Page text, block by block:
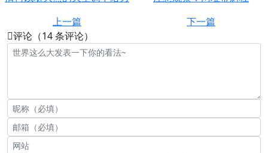
上一篇
下一篇
评论（14 条评论）